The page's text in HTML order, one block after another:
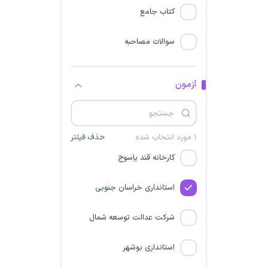
کتاب جامع
سوالات مصاحبه
آزمون
۱ مورد انتخاب شده حذف فیلتر
شرکت مهندسین دانشمند
اصفهان
استانداری قزوین
استانداری زنجان
کارخانه قند یاسوج
استانداری خراسان جنوبی
شرکت عدالت توسعه شمال
استانداری بوشهر